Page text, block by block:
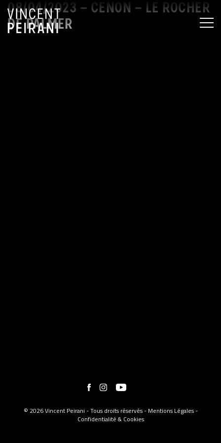
08/04/2023 – CENON – LE ROCHER
DE PALMER
© 2026 Vincent Peirani - Tous droits réservés - Mentions Légales-
Confidentialité & Cookies